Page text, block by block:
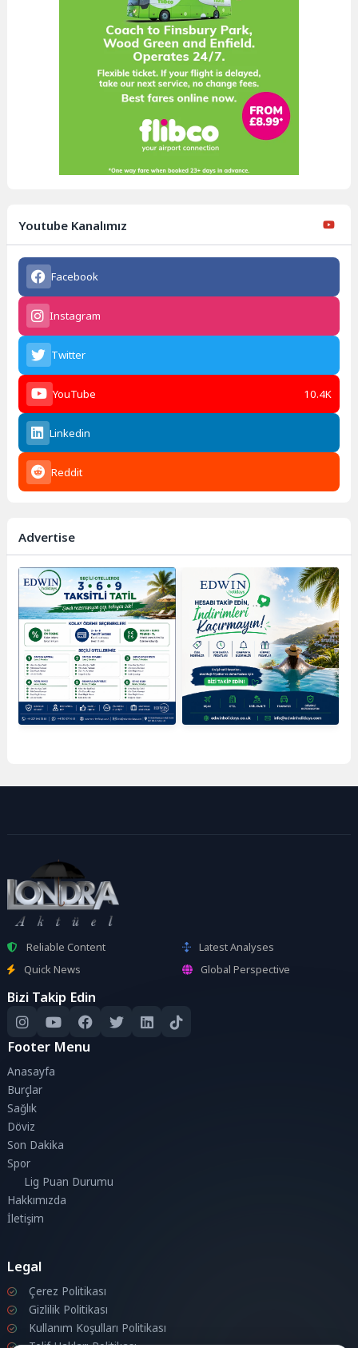
Youtube Kanalımız
Facebook
Instagram
Twitter
YouTube 10.4K
Linkedin
Reddit
Advertise
Reliable Content
Latest Analyses
Quick News
Global Perspective
Bizi Takip Edin
Footer Menu
Anasayfa
Burçlar
Sağlık
Döviz
Son Dakika
Spor
Lig Puan Durumu
Hakkımızda
İletişim
Legal
Çerez Politikası
Gizlilik Politikası
Kullanım Koşulları Politikası